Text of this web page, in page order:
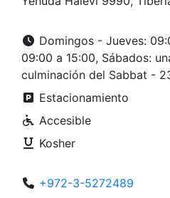
Domingos - Jueves:
09:00 a 15:00, Sábados:
culminación del Sabbat -
Estacionamiento
Accesible
Kosher
+972-3-5272489